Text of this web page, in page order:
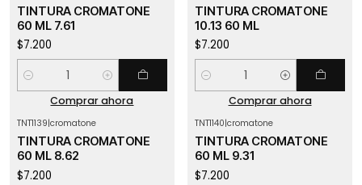
TINTURA CROMATONE
60 ML 7.61
$7.200
Cantidad
Comprar ahora
TINTURA CROMATONE
10.13 60 ML
$7.200
Cantidad
Comprar ahora
TNT1139|cromatone
TINTURA CROMATONE
60 ML 8.62
$7.200
TNT1140|cromatone
TINTURA CROMATONE
60 ML 9.31
$7.200